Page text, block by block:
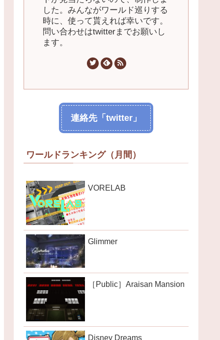
した。みんながワールド巡りする
時に、使って貰えれば幸いです。
問い合わせはtwitterまでお願いし
ます。
連絡先「twitter」
ワールドランキング（月間）
VORELAB
Glimmer
［Public］Araisan Mansion
Disney Dreams